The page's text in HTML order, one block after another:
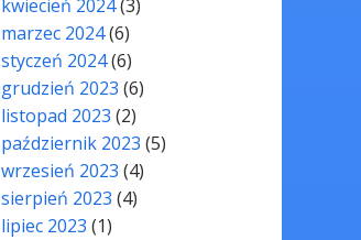
kwiecień 2024(3)
marzec 2024(6)
styczeń 2024(6)
grudzień 2023 (6)
listopad 2023 (2)
październik 2023 (5)
wrzesień 2023 (4)
sierpień 2023 (4)
lipiec 2023 (1)